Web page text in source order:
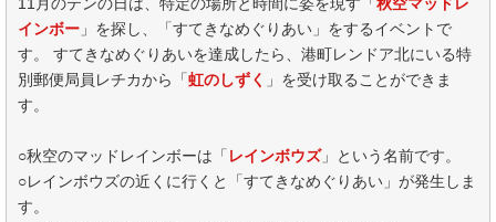
インボー 」を探し、「すてきなめぐりあい」をするイベントで
す。 すてきなめぐりあいを達成したら、港町レンドア北にいる特
別郵便局員レチカから「虹のしずく 」を受け取ることができま
す。
○秋空のマッドレインボーは「 レインボウズ」という名前です。
○レインボウズの近くに行くと「すてきなめぐりあい」が発生しま
す。